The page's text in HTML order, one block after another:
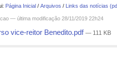
Página Inicial /Arquivos / Links das notícias
—última modificação 28/11/2019 22h24
vice-reitor Benedito.pdf— 111 KB